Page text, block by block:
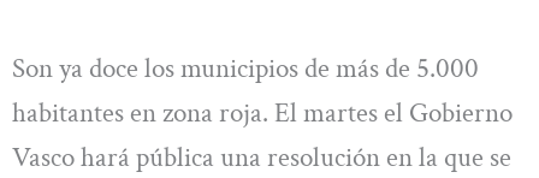
Son ya doce los municipios de más de 5.000
habitantes en zona roja. El martes el Gobierno
Vasco hará pública una resolución en la que se